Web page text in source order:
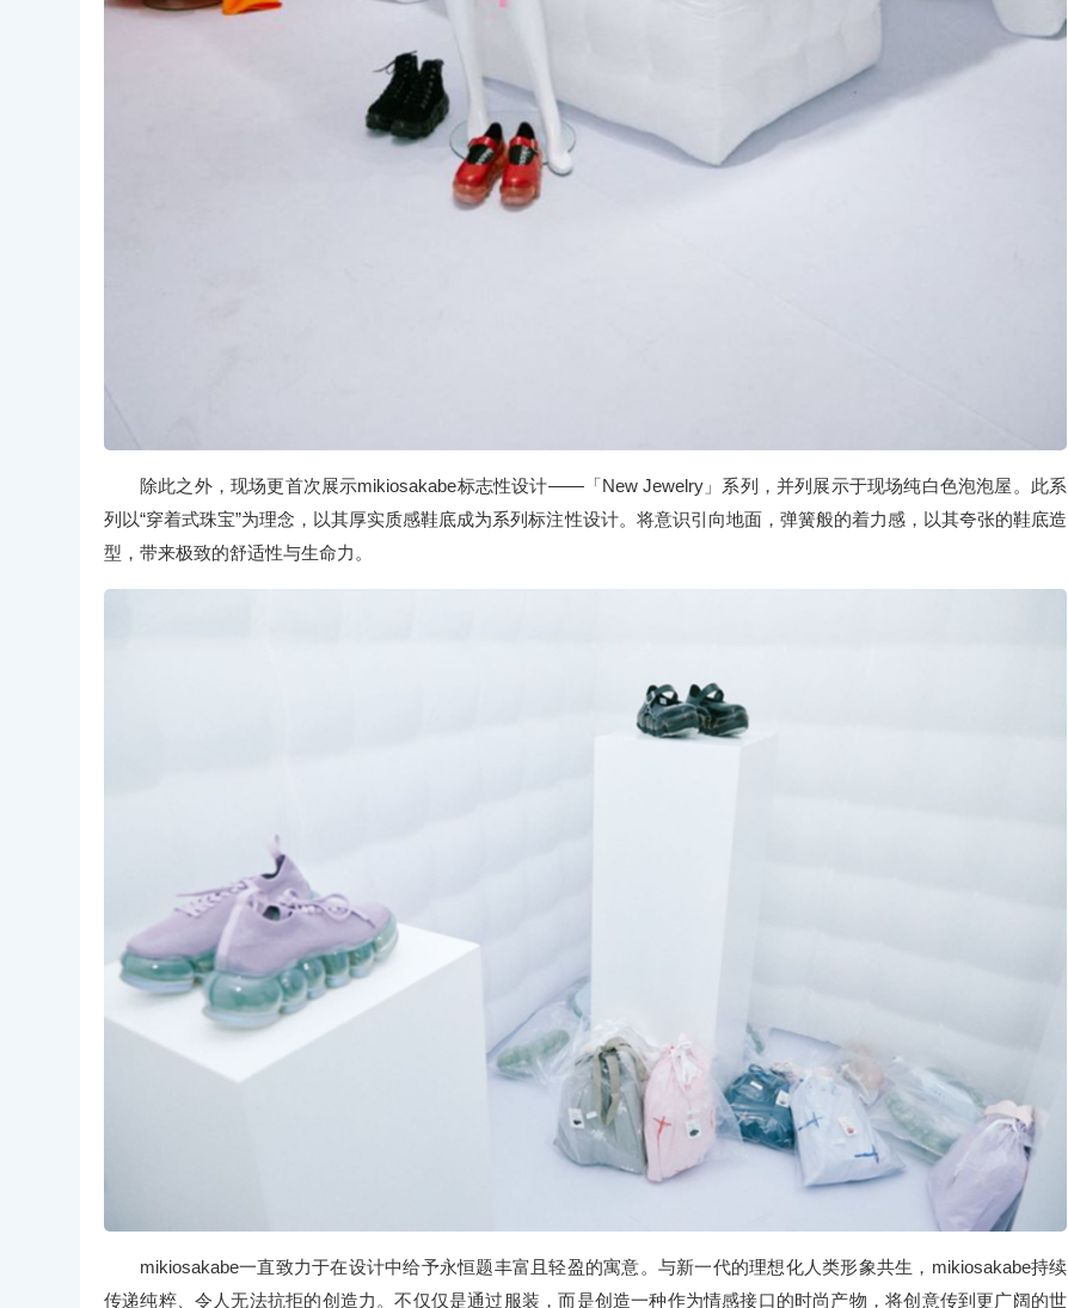
除此之外，现场更首次展示mikiosakabe标志性设计——「New Jewelry」系列，并列展示于现场纯白色泡泡屋。此系
列以“穿着式珠宝”为理念，以其厚实质感鞋底成为系列标注性设计。将意识引向地面，弹簧般的着力感，以其夸张的鞋底造
型，带来极致的舒适性与生命力。
mikiosakabe一直致力于在设计中给予永恒题丰富且轻盈的寓意。与新一代的理想化人类形象共生，mikiosakabe持续
传递纯粹、令人无法抗拒的创造力。不仅仅是通过服装，而是创造一种作为情感接口的时尚产物，将创意传到更广阔的世